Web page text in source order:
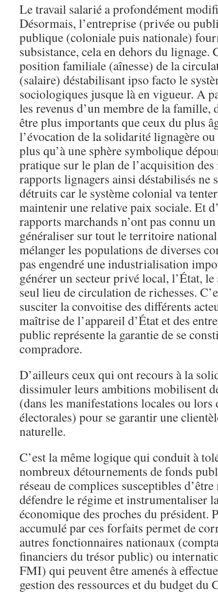
Le travail salarié a profondément
Désormais, l’entreprise (privée ou
publique (coloniale puis nationale)
subsistance, cela en dehors du lignage.
position familiale (aînesse) de la
(salaire) déstabilisant ipso facto le
sociologiques jusque là en vigueur. A
les revenus d’un membre de la famille,
être plus importants que ceux du plus
l’évocation de la solidarité lignagère
plus qu’à une sphère symbolique
pratique sur le plan de l’acquisition
rapports lignagers ainsi déstabilisés ne
détruits car le système colonial va
maintenir une relative paix sociale. Et
rapports marchands n’ont pas connu
généraliser sur tout le territoire
mélanger les populations de diverses
pas engendré une industrialisation
générer un secteur privé local, l’État,
seul lieu de circulation de richesses.
susciter la convoitise des différents
maîtrise de l’appareil d’État et des
public représente la garantie de se
compradore.
D’ailleurs ceux qui ont recours à la
dissimuler leurs ambitions mobilisent
(dans les manifestations locales ou lors
électorales) pour se garantir une
naturelle.
C’est la même logique qui conduit à
nombreux détournements de fonds
réseau de complices susceptibles
défendre le régime et instrumentaliser
économique des proches du président.
accumulé par ces forfaits permet de
autres fonctionnaires nationaux
financiers du trésor public) ou
FMI) qui peuvent être amenés à
gestion des ressources et du budget du